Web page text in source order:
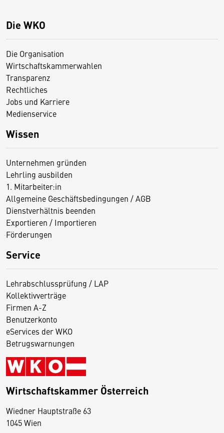
Die WKO
Die Organisation
Wirtschaftskammerwahlen
Transparenz
Rechtliches
Jobs und Karriere
Medienservice
Wissen
Unternehmen gründen
Lehrling ausbilden
1. Mitarbeiter:in
Allgemeine Geschäftsbedingungen / AGB
Dienstverhältnis beenden
Exportieren / Importieren
Förderungen
Service
Lehrabschlussprüfung / LAP
Kollektivverträge
Firmen A-Z
Benutzerkonto
eServices der WKO
Betrugswarnungen
Wirtschaftskammer Österreich
Wiedner Hauptstraße 63
1045 Wien
D